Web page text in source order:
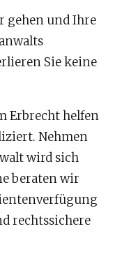
gehen und Ihre
Sie keine
Erbrecht helfen
Nehmen
wird sich
beraten wir
rechtssichere